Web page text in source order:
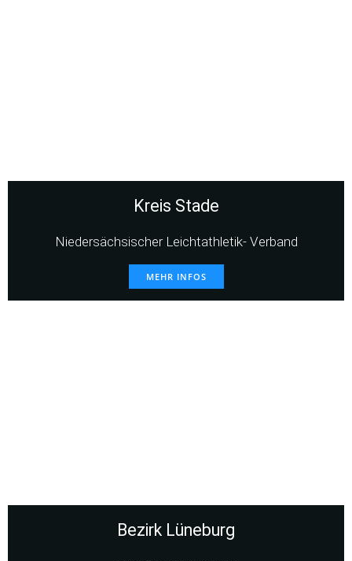
Kreis Stade
Niedersächsischer Leichtathletik- Verband
MEHR INFOS
Bezirk Lüneburg